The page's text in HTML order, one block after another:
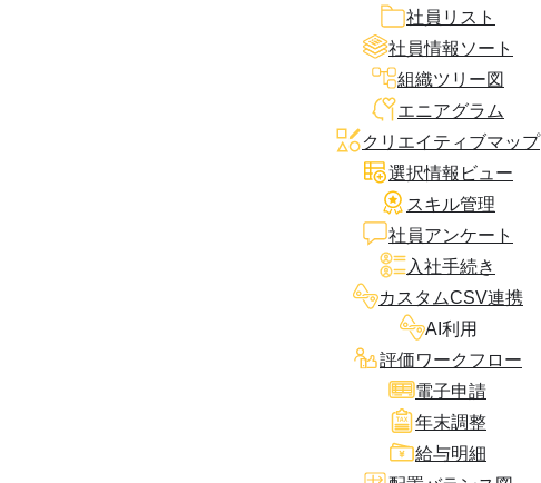
社員リスト
社員情報ソート
組織ツリー図
エニアグラム
クリエイティブマップ
選択情報ビュー
スキル管理
社員アンケート
入社手続き
カスタムCSV連携
AI利用
評価ワークフロー
電子申請
年末調整
給与明細